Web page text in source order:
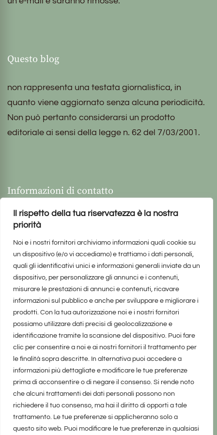
Il rispetto della tua riservatezza è la nostra
priorità
Noi e i nostri fornitori archiviamo informazioni quali cookie su
un dispositivo (e/o vi accediamo) e trattiamo i dati personali,
quali gli identificativi unici e informazioni generali inviate da un
dispositivo, per personalizzare gli annunci e i contenuti,
misurare le prestazioni di annunci e contenuti, ricavare
informazioni sul pubblico e anche per sviluppare e migliorare i
prodotti. Con la tua autorizzazione noi e i nostri fornitori
possiamo utilizzare dati precisi di geolocalizzazione e
identificazione tramite la scansione del dispositivo. Puoi fare
clic per consentire a noi e ai nostri fornitori il trattamento per
le finalità sopra descritte. In alternativa puoi accedere a
informazioni più dettagliate e modificare le tue preferenze
prima di acconsentire o di negare il consenso. Si rende noto
che alcuni trattamenti dei dati personali possono non
richiedere il tuo consenso, ma hai il diritto di opporti a tale
trattamento. Le tue preferenze si applicheranno solo a
questo sito web. Puoi modificare le tue preferenze in qualsiasi
Questo blog
non rappresenta una testata giornalistica, in
quanto viene aggiornato senza alcuna periodicità.
Non può pertanto considerarsi un prodotto
editoriale ai sensi della legge n. 62 del 7/03/2001.
Informazioni di contatto